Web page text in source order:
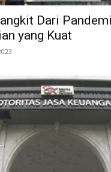
Dari
yang Kuat